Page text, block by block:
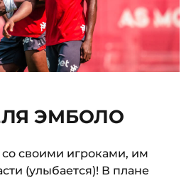
ЭМБОЛО
со своими игроками, им
(улыбается)! В плане